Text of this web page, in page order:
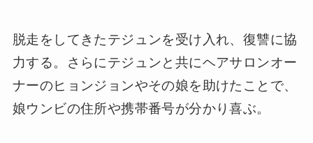
脱走をしてきたテジュンを受け入れ、復讐に協
力する。さらにテジュンと共にヘアサロンオー
ナーのヒョンジョンやその娘を助けたことで、
娘ウンビの住所や携帯番号が分かり喜ぶ。